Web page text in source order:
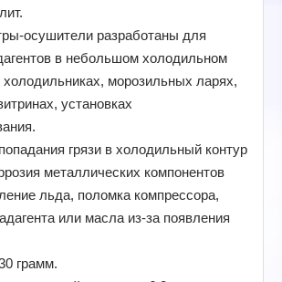
осушители разработаны для
в небольшом холодильном
морозильных ларях,
установках
грязи в холодильный контур
металлических компонентов
льда, поломка компрессора,
или масла из-за появления
грамм.